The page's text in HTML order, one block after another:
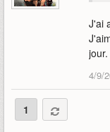
J'ai
jour.
4/9/
1